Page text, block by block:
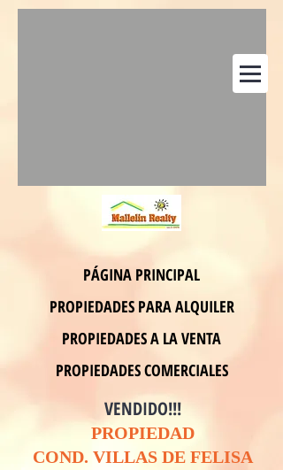
PÁGINA PRINCIPAL
PROPIEDADES PARA ALQUILER
PROPIEDADES A LA VENTA
PROPIEDADES COMERCIALES
VENDIDO!!!
PROPIEDAD
COND. VILLAS DE FELISA